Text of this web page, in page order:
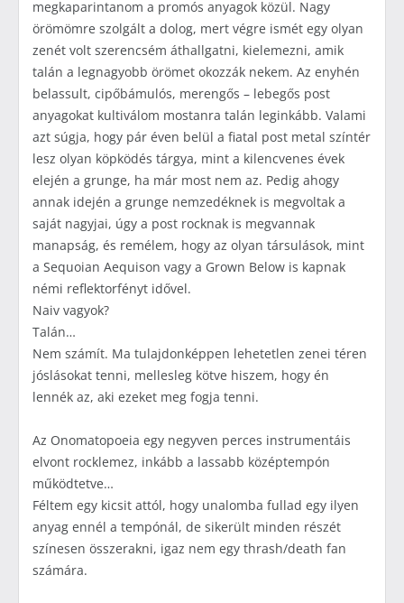
megkaparintanom a promós anyagok közül. Nagy
örömömre szolgált a dolog, mert végre ismét egy olyan
zenét volt szerencsém áthallgatni, kielemezni, amik
talán a legnagyobb örömet okozzák nekem. Az enyhén
belassult, cipőbámulós, merengős – lebegős post
anyagokat kultiválom mostanra talán leginkább. Valami
azt súgja, hogy pár éven belül a fiatal post metal színtér
lesz olyan köpködés tárgya, mint a kilencvenes évek
elején a grunge, ha már most nem az. Pedig ahogy
annak idején a grunge nemzedéknek is megvoltak a
saját nagyjai, úgy a post rocknak is megvannak
manapság, és remélem, hogy az olyan társulások, mint
a Sequoian Aequison vagy a Grown Below is kapnak
némi reflektorfényt idővel.
Naiv vagyok?
Talán…
Nem számít. Ma tulajdonképpen lehetetlen zenei téren
jóslásokat tenni, mellesleg kötve hiszem, hogy én
lennék az, aki ezeket meg fogja tenni.
Az Onomatopoeia egy negyven perces instrumentáis
elvont rocklemez, inkább a lassabb középtempón
működtetve…
Féltem egy kicsit attól, hogy unalomba fullad egy ilyen
anyag ennél a tempónál, de sikerült minden részét
színesen összerakni, igaz nem egy thrash/death fan
számára.